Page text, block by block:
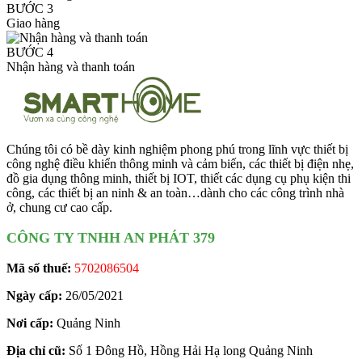
BƯỚC 3
Giao hàng
BƯỚC 4
Nhận hàng và thanh toán
Chúng tôi có bề dày kinh nghiệm phong phú trong lĩnh vực thiết bị
công nghệ điều khiển thông minh và cảm biến, các thiết bị điện nhẹ,
đồ gia dụng thông minh, thiết bị IOT, thiết các dụng cụ phụ kiện thi
công, các thiết bị an ninh & an toàn…dành cho các công trình nhà
ở, chung cư cao cấp.
CÔNG TY TNHH AN PHÁT 379
Mã số thuế: 5702086504
Ngày cấp: 26/05/2021
Nơi cấp: Quảng Ninh
Địa chỉ cũ: Số 1 Đông Hồ, Hồng Hải Hạ long Quảng Ninh